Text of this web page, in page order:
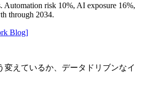
Automation risk 10%, AI exposure 16%,
through 2034.
Blog]
変えているか、データドリブンなイ